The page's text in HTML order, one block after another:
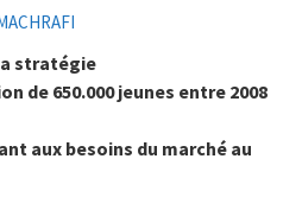
stratégie
de 650.000 jeunes entre 2008
aux besoins du marché au